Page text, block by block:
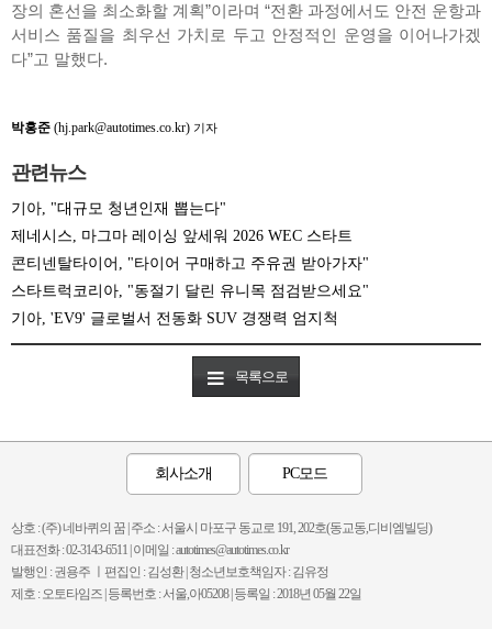
장의 혼선을 최소화할 계획”이라며 “전환 과정에서도 안전 운항과
서비스 품질을 최우선 가치로 두고 안정적인 운영을 이어나가겠
다”고 말했다.
박홍준 (hj.park@autotimes.co.kr) 기자
관련뉴스
기아, "대규모 청년인재 뽑는다"
제네시스, 마그마 레이싱 앞세워 2026 WEC 스타트
콘티넨탈타이어, "타이어 구매하고 주유권 받아가자"
스타트럭코리아, "동절기 달린 유니목 점검받으세요"
기아, 'EV9' 글로벌서 전동화 SUV 경쟁력 엄지척
목록으로
회사소개 PC모드
상호 : (주) 네바퀴의 꿈 | 주소 : 서울시 마포구 동교로 191, 202호(동교동,디비엠빌딩)
대표전화 : 02-3143-6511 | 이메일 : autotimes@autotimes.co.kr
발행인 : 권용주 ㅣ편집인 : 김성환 | 청소년보호책임자 : 김유정
제호 : 오토타임즈 | 등록번호 : 서울,아05208 | 등록일 : 2018년 05월 22일